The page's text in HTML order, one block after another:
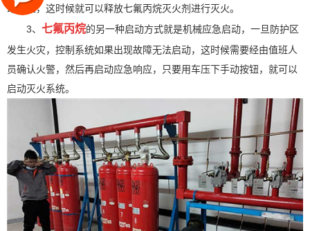
动按钮，这时候就可以释放七氟丙烷灭火剂进行灭火。
3、 七氟丙烷的另一种启动方式就是机械应急启动，一旦防护区
发生火灾，控制系统如果出现故障无法启动，这时候需要经由值班人
员确认火警，然后再启动应急响应，只要用车压下手动按钮，就可以
启动灭火系统。